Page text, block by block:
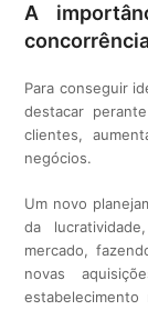
A
Para conseguir
destacar
clientes,
negócios.
Um novo
da
mercado,
novas